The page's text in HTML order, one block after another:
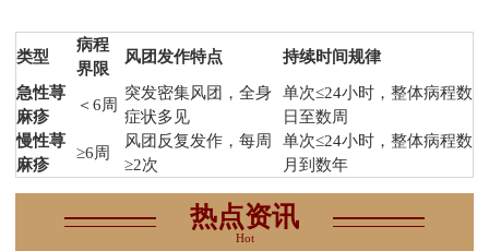
类型
病程
界限
风团发作特点 持续时间规律
急性荨
麻疹
＜6周
突发密集风团，全身
症状多见
单次≤24小时，整体病程数
日至数周
慢性荨
麻疹
≥6周
风团反复发作，每周
≥2次
单次≤24小时，整体病程数
月到数年
热点资讯
Hot